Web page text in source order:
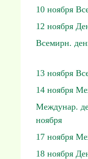
10 ноября
12 ноября
Всемирн.
13 ноября
14 ноября
Междунар.
ноября
17 ноября
18 ноября